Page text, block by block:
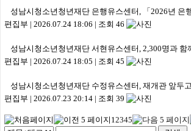
성남시청소년청년재단 은행유스센터, 「2026년 은
편집부 | 2026.07.24 18:06 | 조회 46
성남시청소년청년재단 서현유스센터, 2,300명과 함
편집부 | 2026.07.24 18:05 | 조회 45
성남시청소년청년재단 수정유스센터, 재개관 앞두
편집부 | 2026.07.23 20:14 | 조회 39
12345